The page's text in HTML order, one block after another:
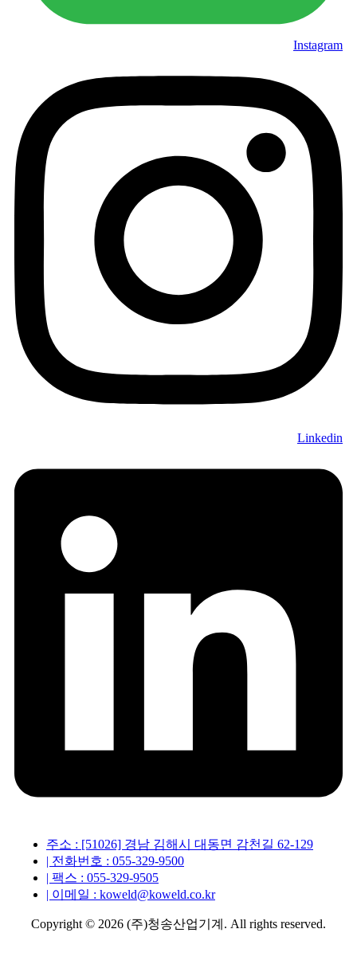
Instagram
Linkedin
주소 : [51026] 경남 김해시 대동면 감천길 62-129
| 전화번호 : 055-329-9500
| 팩스 : 055-329-9505
| 이메일 : koweld@koweld.co.kr
Copyright © 2026 (주)청송산업기계. All rights reserved.